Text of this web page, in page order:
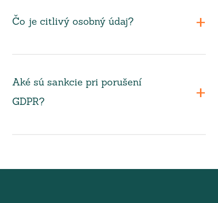
Čo je citlivý osobný údaj?
Aké sú sankcie pri porušení
GDPR?